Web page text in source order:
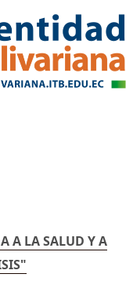
El idioma actual es:
A LA SALUD Y A